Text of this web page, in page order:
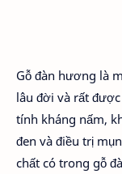
Gỗ đàn hương là
lâu đời và rất
tính kháng nấm,
đen và điều trị
chất có trong gỗ